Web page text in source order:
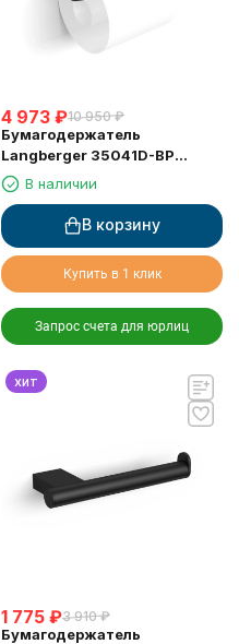
4 973 ₽10 950 ₽
Бумагодержатель
Langberger 35041D-BP
туалетной бумаги с
металлической полкой
черный
В наличии
В корзину
Купить в 1 клик
Запрос счета для юрлиц
хит
1 775 ₽3 910 ₽
Бумагодержатель